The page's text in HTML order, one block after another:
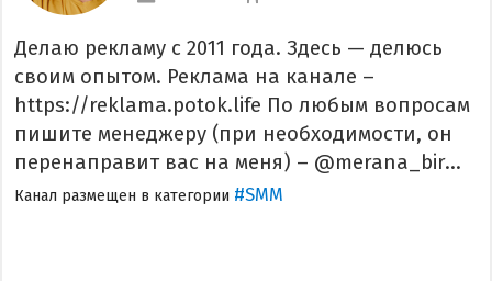
Делаю рекламу с 2011 года. Здесь — делюсь
своим опытом. Реклама на канале –
https://reklama.potok.life По любым вопросам
пишите менеджеру (при необходимости, он
перенаправит вас на меня) – @merana_bir...
Канал размещен в категории #SMM